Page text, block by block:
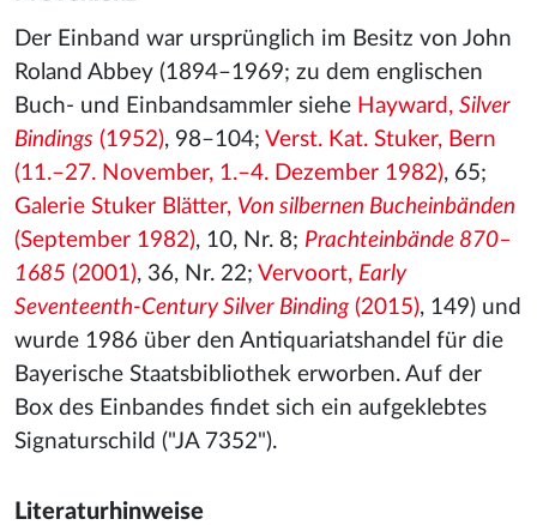
Der Einband war ursprünglich im Besitz von John
Roland Abbey (1894–1969; zu dem englischen
Buch- und Einbandsammler siehe Hayward, Silver
Bindings (1952), 98–104; Verst. Kat. Stuker, Bern
(11.–27. November, 1.–4. Dezember 1982), 65;
Galerie Stuker Blätter, Von silbernen Bucheinbänden
(September 1982), 10, Nr. 8; Prachteinbände 870–
1685 (2001), 36, Nr. 22; Vervoort, Early
Seventeenth-Century Silver Binding(2015), 149) und
wurde 1986 über den Antiquariatshandel für die
Bayerische Staatsbibliothek erworben. Auf der
Box des Einbandes findet sich ein aufgeklebtes
Signaturschild ("JA 7352").
Literaturhinweise